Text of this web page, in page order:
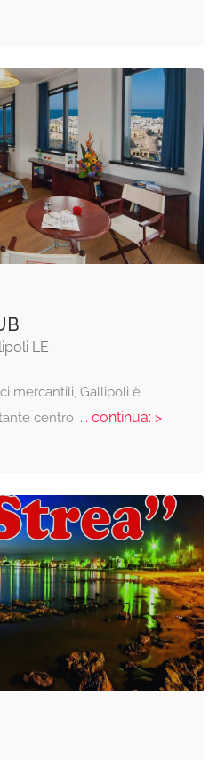
LE
mercantili, Gallipoli è
centro... continua: >